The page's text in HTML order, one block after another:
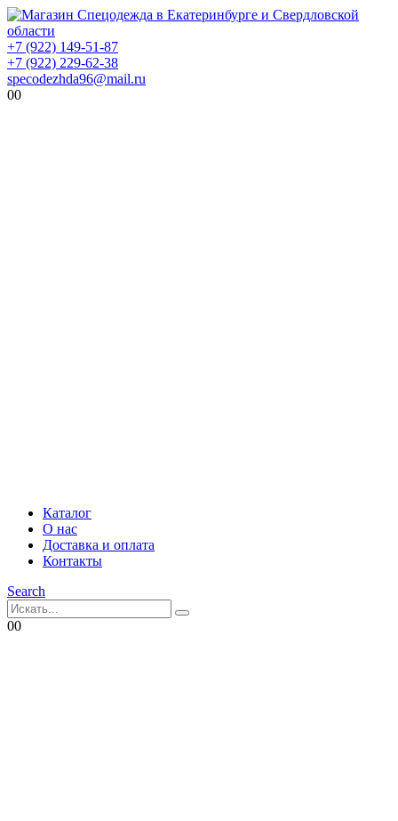
+7 (922) 149-51-87
+7 (922) 229-62-38
specodezhda96@mail.ru
00
Каталог
О нас
Доставка и оплата
Контакты
Search
00